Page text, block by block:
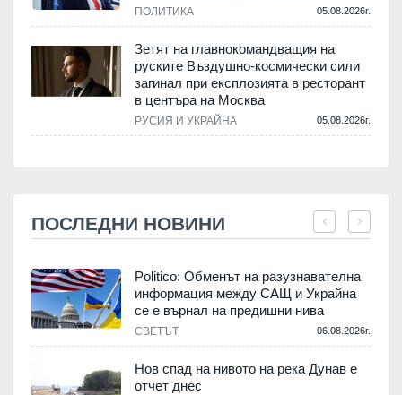
ПОЛИТИКА 05.08.2026г.
Зетят на главнокомандващия на
руските Въздушно-космически сили
загинал при експлозията в ресторант
в центъра на Москва
РУСИЯ И УКРАЙНА 05.08.2026г.
ПОСЛЕДНИ НОВИНИ
Politico: Обменът на разузнавателна
информация между САЩ и Украйна
се е върнал на предишни нива
СВЕТЪТ 06.08.2026г.
Нов спад на нивото на река Дунав е
отчет днес